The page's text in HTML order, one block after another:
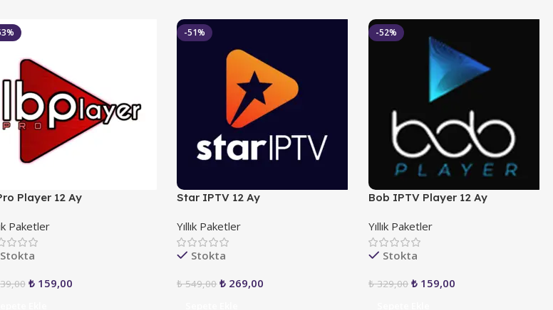
Player 12 Ay
Paketler
Stokta
₺159,00
-51%
Star IPTV 12 Ay
Yıllık Paketler
Stokta
₺549,00 ₺ 269,00
-52%
Bob IPTV Player 12 Ay
Yıllık Paketler
Stokta
₺329,00 ₺ 159,00